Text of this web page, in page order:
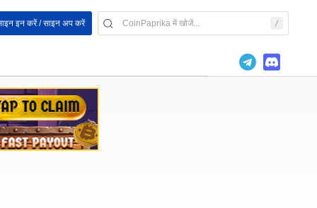
इन करें / साइन अप करें